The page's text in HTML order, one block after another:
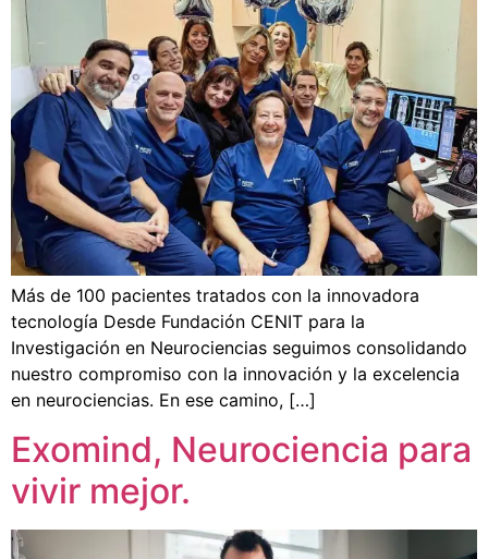
Más de 100 pacientes tratados con la innovadora
tecnología Desde Fundación CENIT para la
Investigación en Neurociencias seguimos consolidando
nuestro compromiso con la innovación y la excelencia
en neurociencias. En ese camino, […]
Exomind, Neurociencia para
vivir mejor.